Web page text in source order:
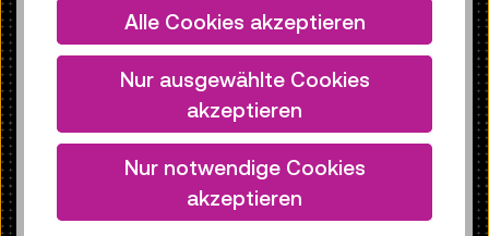
die Zusammenhänge zwischen
Bergbauaktivitäten und Infrastrukturen
hin. So zeigt ihr Kurzfilm
O maior trem do
den Transport von Eisenerz auf
Schienen. Während Passant:innen den
„längsten Zug der Welt“ von einer
Brücke aus betrachten, bewegt sich
dieser scheinbar endlos durch Bild und
Landschaft und unterstreicht damit die
Alle Cookies akzeptieren
Nur ausgewählte Cookies
akzeptieren
Nur notwendige Cookies
akzeptieren